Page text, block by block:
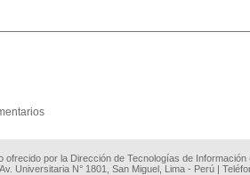
ofrecido por la Dirección de Tecnologías de
Av. Universitaria N° 1801, San Miguel, Lima - Perú |